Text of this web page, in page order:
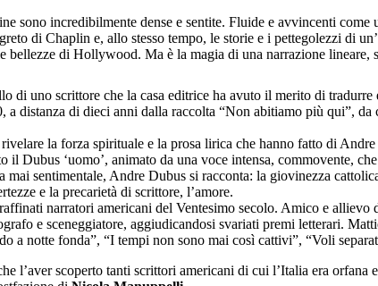
sono incredibilmente dense e sentite. Fluide e avvincenti
di Chaplin e, allo stesso tempo, le storie e i pettegolezzi di
bellezze di Hollywood. Ma è la magia di una narrazione lineare,
di uno scrittore che la casa editrice ha avuto il merito di tradurre
a distanza di dieci anni dalla raccolta “Non abitiamo più qui”,
la forza spirituale e la prosa lirica che hanno fatto di
il Dubus ‘uomo’, animato da una voce intensa, commovente,
mai sentimentale, Andre Dubus si racconta: la giovinezza
e la precarietà di scrittore, l’amore.
narratori americani del Ventesimo secolo. Amico e
e sceneggiatore, aggiudicandosi svariati premi letterari.
a notte fonda”, “I tempi non sono mai così cattivi”, “Voli
l’aver scoperto tanti scrittori americani di cui l’Italia era